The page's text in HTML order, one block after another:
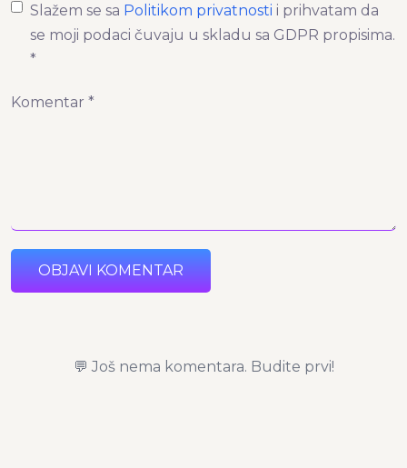
Slažem se sa Politikom privatnosti i prihvatam da
se moji podaci čuvaju u skladu sa GDPR propisima.
*
Komentar *
OBJAVI KOMENTAR
💬 Još nema komentara. Budite prvi!